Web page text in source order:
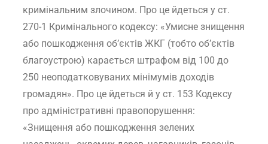
кримінальним злочином. Про це йдеться у ст.
270-1 Кримінального кодексу: «Умисне знищення
або пошкодження об’єктів ЖКГ (тобто об’єктів
благоустрою) карається штрафом від 100 до
250 неоподатковуваних мінімумів доходів
громадян». Про це йдеться й у ст. 153 Кодексу
про адміністративні правопорушення:
«Знищення або пошкодження зелених